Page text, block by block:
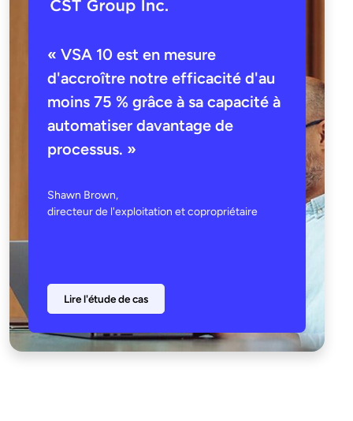
« VSA 10 est en mesure
d'accroître notre efficacité d'au
moins 75 % grâce à sa capacité à
automatiser davantage de
processus. »
Shawn Brown,
directeur de l'exploitation et copropriétaire
Lire l'étude de cas